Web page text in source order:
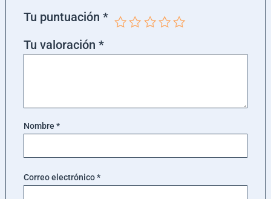
Tu puntuación *
Tu valoración *
Nombre *
Correo electrónico*